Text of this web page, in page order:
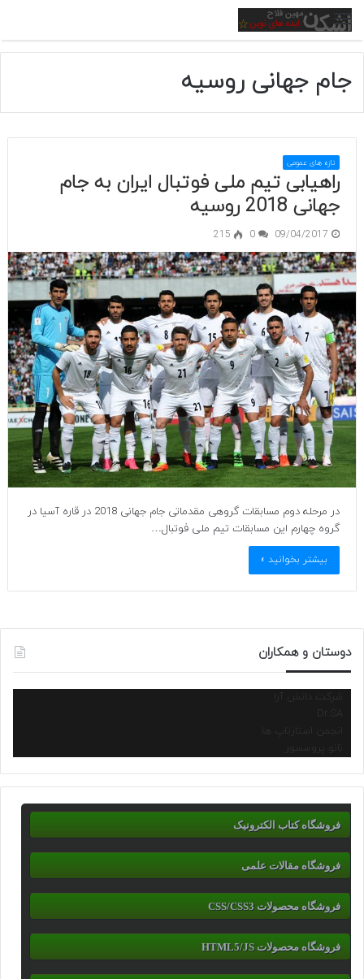
منو
جام جهانی روسیه
تازه های عمومی
راهیابی تیم ملی فوتبال ایران به جام
جهانی 2018 روسیه
09/04/2017
0
215
در مرحله دوم مسابقات گروهی مقدماتی جام جهانی 2018 در قاره آسیا در
گروه چهارم این مسابقات تیم ملی فوتبال…
بیشتر بخوانید »
دوستان و همکاران
شرکت دانش آرا
انجمن استارتاپ ها
نانو پروسسور
فروشگاه کتاب الکترونیک
فروشگاه مقالات علمی
فروشگاه محصولات CSS/CSS3
فروشگاه محصولات HTML5/JS